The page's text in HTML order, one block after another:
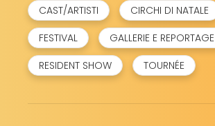
CAST/ARTISTI
CIRCHI DI NATALE
FESTIVAL
GALLERIE E REPORTAGE
RESIDENT SHOW
TOURNÉE